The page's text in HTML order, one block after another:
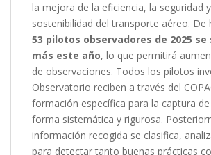
la mejora de la eficiencia, la seguridad
sostenibilidad del transporte aéreo. De
53 pilotos observadores de 2025 se
más este año, lo que permitirá
de observaciones. Todos los pilotos
Observatorio reciben a través del
formación específica para la captura
forma sistemática y rigurosa.
información recogida se clasifica,
para detectar tanto buenas prácticas